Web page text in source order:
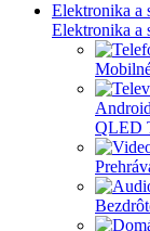
Elektronika a
Elektronika a
QLED